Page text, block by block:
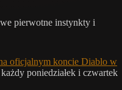
pierwotne instynkty i
oficjalnym koncie Diablo w
poniedziałek i czwartek